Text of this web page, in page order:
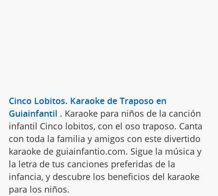
Cinco Lobitos. Karaoke de Traposo en
Guiainfantil . Karaoke para niños de la canción
infantil Cinco lobitos, con el oso traposo. Canta
con toda la familia y amigos con este divertido
karaoke de guiainfantio.com. Sigue la música y
la letra de tus canciones preferidas de la
infancia, y descubre los beneficios del karaoke
para los niños.